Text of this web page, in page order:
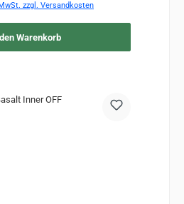
zzgl. Versandkosten
Warenkorb